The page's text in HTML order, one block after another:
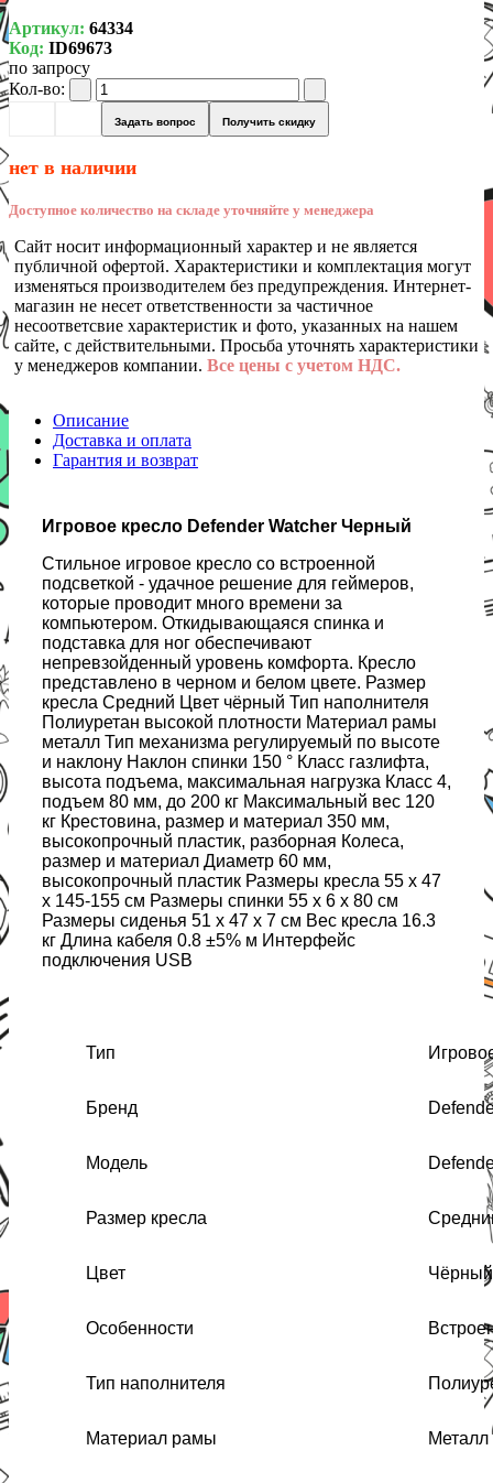
Артикул: 64334
Код: ID69673
по запросу
Кол-во:
Задать вопрос Получить скидку
нет в наличии
Доступное количество на складе уточняйте у менеджера
Сайт носит информационный характер и не является
публичной офертой. Характеристики и комплектация могут
изменяться производителем без предупреждения. Интернет-
магазин не несет ответственности за частичное
несоответсвие характеристик и фото, указанных на нашем
сайте, с действительными. Просьба уточнять характеристики
у менеджеров компании. Все цены с учетом НДС.
Описание
Доставка и оплата
Гарантия и возврат
Игровое кресло Defender Watcher Черный
Стильное игровое кресло со встроенной
подсветкой - удачное решение для геймеров,
которые проводит много времени за
компьютером. Откидывающаяся спинка и
подставка для ног обеспечивают
непревзойденный уровень комфорта. Кресло
представлено в черном и белом цвете. Размер
кресла Средний Цвет чёрный Тип наполнителя
Полиуретан высокой плотности Материал рамы
металл Тип механизма регулируемый по высоте
и наклону Наклон спинки 150 ° Класс газлифта,
высота подъема, максимальная нагрузка Класс 4,
подъем 80 мм, до 200 кг Максимальный вес 120
кг Крестовина, размер и материал 350 мм,
высокопрочный пластик, разборная Колеса,
размер и материал Диаметр 60 мм,
высокопрочный пластик Размеры кресла 55 x 47
x 145-155 см Размеры спинки 55 x 6 x 80 см
Размеры сиденья 51 x 47 x 7 см Вес кресла 16.3
кг Длина кабеля 0.8 ±5% м Интерфейс
подключения USB
Тип
Бренд
Модель
Размер кресла
Цвет Чёрный
Особенности
Тип наполнителя
Материал рамы Металл